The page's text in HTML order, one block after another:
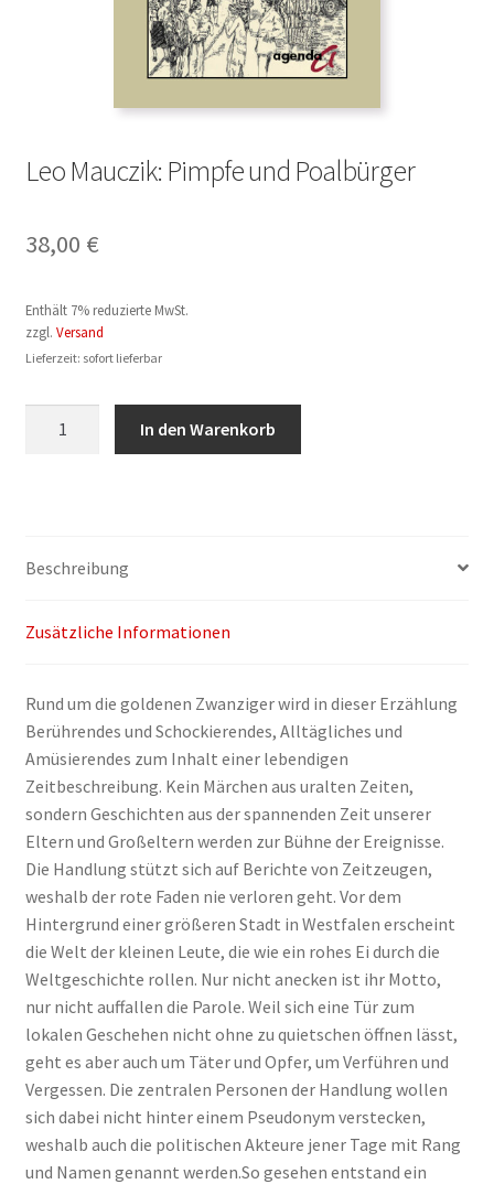
Leo Mauczik: Pimpfe und Poalbürger
38,00 €
Enthält 7% reduzierte MwSt.
zzgl. Versand
Lieferzeit: sofort lieferbar
In den Warenkorb
Beschreibung
Zusätzliche Informationen
Rund um die goldenen Zwanziger wird in dieser Erzählung
Berührendes und Schockierendes, Alltägliches und
Amüsierendes zum Inhalt einer lebendigen
Zeitbeschreibung. Kein Märchen aus uralten Zeiten,
sondern Geschichten aus der spannenden Zeit unserer
Eltern und Großeltern werden zur Bühne der Ereignisse.
Die Handlung stützt sich auf Berichte von Zeitzeugen,
weshalb der rote Faden nie verloren geht. Vor dem
Hintergrund einer größeren Stadt in Westfalen erscheint
die Welt der kleinen Leute, die wie ein rohes Ei durch die
Weltgeschichte rollen. Nur nicht anecken ist ihr Motto,
nur nicht auffallen die Parole. Weil sich eine Tür zum
lokalen Geschehen nicht ohne zu quietschen öffnen lässt,
geht es aber auch um Täter und Opfer, um Verführen und
Vergessen. Die zentralen Personen der Handlung wollen
sich dabei nicht hinter einem Pseudonym verstecken,
weshalb auch die politischen Akteure jener Tage mit Rang
und Namen genannt werden.So gesehen entstand ein